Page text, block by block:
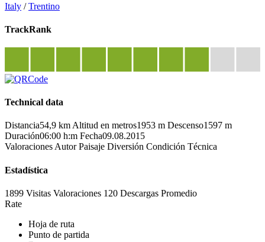
Italy /Trentino
TrackRank
Technical data
Distancia54,9 km Altitud en metros1953 m Descenso1597 m
Duración06:00 h:m Fecha09.08.2015
Valoraciones Autor Paisaje Diversión Condición Técnica
Estadística
1899 Visitas Valoraciones 120 Descargas Promedio
Rate
Hoja de ruta
Punto de partida